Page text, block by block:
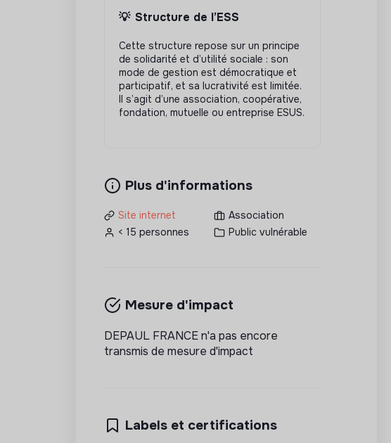
💡 Structure de l’ESS
Cette structure repose sur un principe
de solidarité et d’utilité sociale : son
mode de gestion est démocratique et
participatif, et sa lucrativité est limitée.
Il s’agit d’une association, coopérative,
fondation, mutuelle ou entreprise ESUS.
Plus d'informations
Site internet
Association
< 15 personnes
Public vulnérable
Mesure d'impact
DEPAUL FRANCE n'a pas encore
transmis de mesure d'impact
Labels et certifications